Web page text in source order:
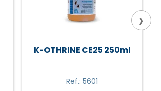
K-OTHRINE SC25 30ml
Ref.: 0986
›